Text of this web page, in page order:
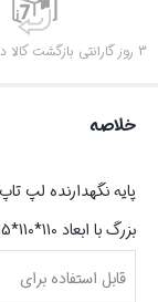
3 روز گارانتی بازگشت کالا در صورت خرابی
خلاصه
بزرگ با ابعاد 110*110*15 و فن‌های کوچک با ابعاد 70*70*15 میلی‌متر .
قابل استفاده برای